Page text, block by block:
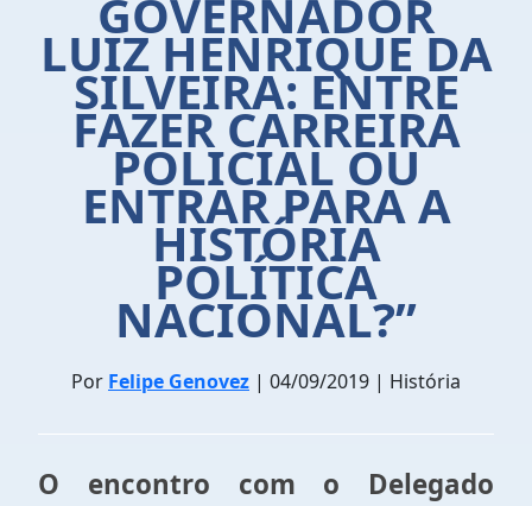
GOVERNADOR
LUIZ HENRIQUE DA
SILVEIRA: ENTRE
FAZER CARREIRA
POLICIAL OU
ENTRAR PARA A
HISTÓRIA
POLÍTICA
NACIONAL?”
Por Felipe Genovez | 04/09/2019 | História
O encontro com o Delegado